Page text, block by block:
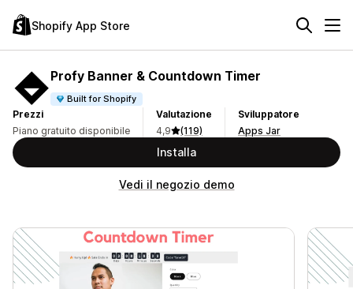
Shopify App Store
Profy Banner & Countdown Timer
Built for Shopify
Prezzi
Piano gratuito disponibile
Valutazione
4,9
(119)
Sviluppatore
Apps Jar
Installa
Vedi il negozio demo